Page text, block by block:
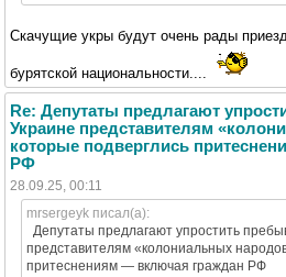
Скачущие укры будут очень рады
бурятской национальности....
Re: Депутаты предлагают
Украине представителям
которые подверглись
РФ
28.09.25, 00:11
mrsergeyk писал(а):
Депутаты предлагают упростить
представителям «колониальных
притеснениям — включая граждан РФ